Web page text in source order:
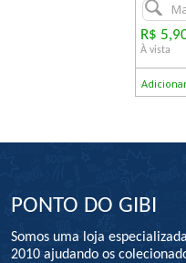
R$
À vista
PONTO DO GIBI
Somos uma loja
2010 ajudando os